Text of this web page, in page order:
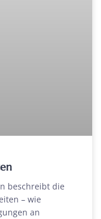
beschreibt die
– wie
an